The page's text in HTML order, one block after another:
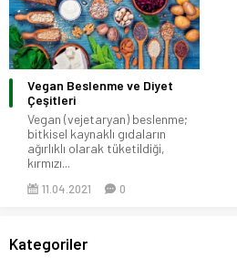
Vegan Beslenme ve Diyet
Çeşitleri
Vegan (vejetaryan) beslenme;
bitkisel kaynaklı gıdaların
ağırlıklı olarak tüketildiği,
kırmızı...
11.04.2021 0
Kategoriler